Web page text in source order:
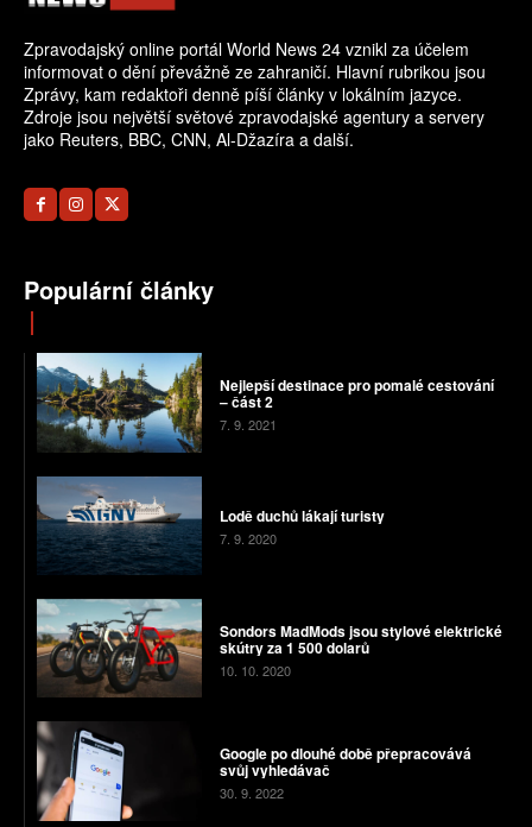
Zpravodajský online portál World News 24 vznikl za účelem
informovat o dění převážně ze zahraničí. Hlavní rubrikou jsou
Zprávy, kam redaktoři denně píší články v lokálním jazyce.
Zdroje jsou největší světové zpravodajské agentury a servery
jako Reuters, BBC, CNN, Al-Džazíra a další.
Populární články
Nejlepší destinace pro pomalé cestování
– část 2
7. 9. 2021
Lodě duchů lákají turisty
7. 9. 2020
Sondors MadMods jsou stylové elektrické
skútry za 1 500 dolarů
10. 10. 2020
Google po dlouhé době přepracovává
svůj vyhledávač
30. 9. 2022